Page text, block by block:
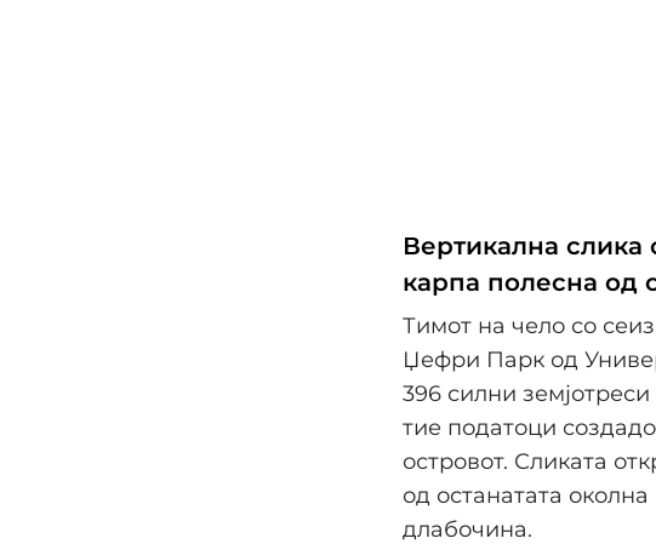
Вертикална
карпа полесна од
Тимот на чело со
Џефри Парк од
396 силни
тие податоци
островот. Сликата
од останатата
длабочина.